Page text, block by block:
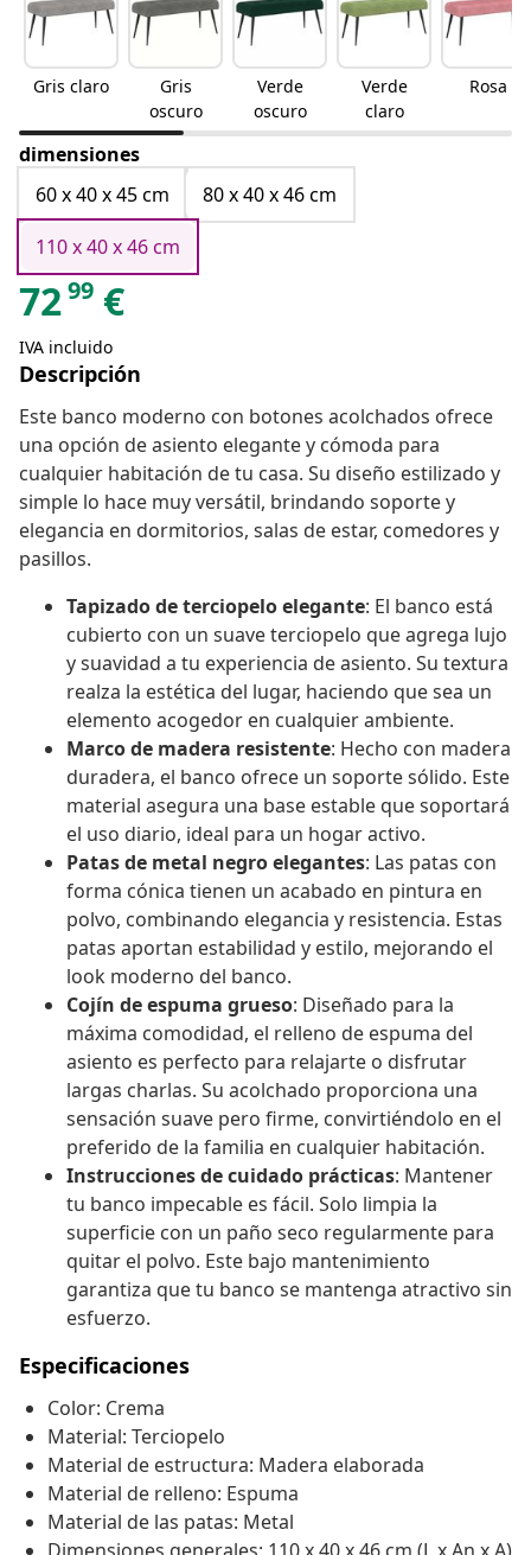
Gris claro
Gris
oscuro
Verde
oscuro
Verde
claro
Rosa
dimensiones
60 x 40 x 45 cm
80 x 40 x 46 cm
110 x 40 x 46 cm
7299 €
IVA incluido
Descripción
Este banco moderno con botones acolchados ofrece
una opción de asiento elegante y cómoda para
cualquier habitación de tu casa. Su diseño estilizado y
simple lo hace muy versátil, brindando soporte y
elegancia en dormitorios, salas de estar, comedores y
pasillos.
Tapizado de terciopelo elegante: El banco está
cubierto con un suave terciopelo que agrega lujo
y suavidad a tu experiencia de asiento. Su textura
realza la estética del lugar, haciendo que sea un
elemento acogedor en cualquier ambiente.
Marco de madera resistente: Hecho con madera
duradera, el banco ofrece un soporte sólido. Este
material asegura una base estable que soportará
el uso diario, ideal para un hogar activo.
Patas de metal negro elegantes: Las patas con
forma cónica tienen un acabado en pintura en
polvo, combinando elegancia y resistencia. Estas
patas aportan estabilidad y estilo, mejorando el
look moderno del banco.
Cojín de espuma grueso: Diseñado para la
máxima comodidad, el relleno de espuma del
asiento es perfecto para relajarte o disfrutar
largas charlas. Su acolchado proporciona una
sensación suave pero firme, convirtiéndolo en el
preferido de la familia en cualquier habitación.
Instrucciones de cuidado prácticas: Mantener
tu banco impecable es fácil. Solo limpia la
superficie con un paño seco regularmente para
quitar el polvo. Este bajo mantenimiento
garantiza que tu banco se mantenga atractivo sin
esfuerzo.
Especificaciones
Color: Crema
Material: Terciopelo
Material de estructura: Madera elaborada
Material de relleno: Espuma
Material de las patas: Metal